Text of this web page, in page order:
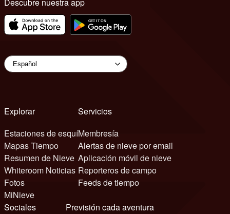
Descubre nuestra app
Explorar
Estaciones de esquí
Mapas Tiempo
Resumen de Nieve
Whiteroom Noticias
Fotos
MiNieve
Servicios
Membresía
Alertas de nieve por email
Aplicación móvil de nieve
Reporteros de campo
Feeds de tiempo
Sociales
Previsión cada aventura